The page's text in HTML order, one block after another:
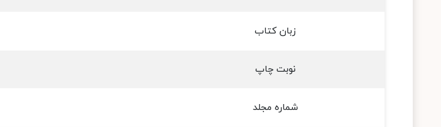
زبان کتاب
نوبت چاپ
شماره مجلد